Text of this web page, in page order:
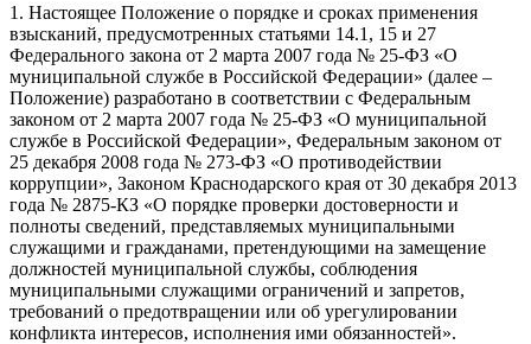
1. Настоящее Положение о порядке и сроках применения
взысканий, предусмотренных статьями 14.1, 15 и 27
Федерального закона от 2 марта 2007 года № 25-ФЗ «О
муниципальной службе в Российской Федерации» (далее –
Положение) разработано в соответствии с Федеральным
законом от 2 марта 2007 года № 25-ФЗ «О муниципальной
службе в Российской Федерации», Федеральным законом от
25 декабря 2008 года № 273-ФЗ «О противодействии
коррупции», Законом Краснодарского края от 30 декабря 2013
года № 2875-КЗ «О порядке проверки достоверности и
полноты сведений, представляемых муниципальными
служащими и гражданами, претендующими на замещение
должностей муниципальной службы, соблюдения
муниципальными служащими ограничений и запретов,
требований о предотвращении или об урегулировании
конфликта интересов, исполнения ими обязанностей».